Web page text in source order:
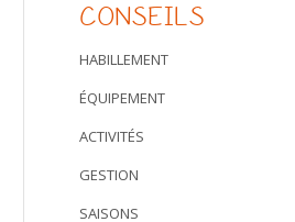
CONSEILS
HABILLEMENT
ÉQUIPEMENT
ACTIVITÉS
GESTION
SAISONS